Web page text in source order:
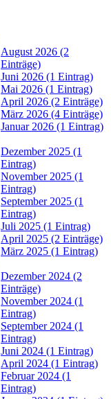
August 2026 (2
Einträge)
Juni 2026 (1 Eintrag)
Mai 2026 (1 Eintrag)
April 2026 (2 Einträge)
März 2026 (4 Einträge)
Januar 2026 (1 Eintrag)
Dezember 2025 (1
Eintrag)
November 2025 (1
Eintrag)
September 2025 (1
Eintrag)
Juli 2025 (1 Eintrag)
April 2025 (2 Einträge)
März 2025 (1 Eintrag)
Dezember 2024 (2
Einträge)
November 2024 (1
Eintrag)
September 2024 (1
Eintrag)
Juni 2024 (1 Eintrag)
April 2024 (1 Eintrag)
Februar 2024 (1
Eintrag)